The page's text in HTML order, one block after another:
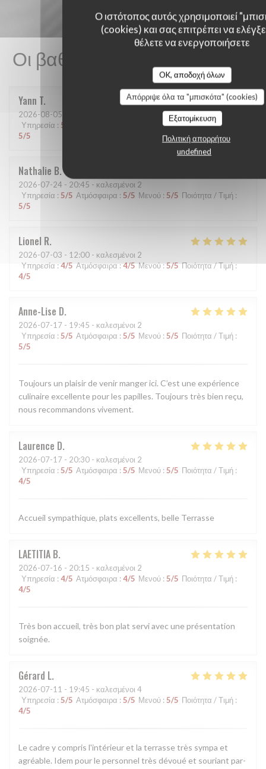
Ο ιστότοπος αυτός χρησιμοποιεί
(cookies) και σας επιτρέπει να
θέλετε να ενεργοποιήσετε
OK, αποδοχή όλων
Απόρριψε όλα τα "μπισκότα" (cookies)
Εξατομίκευση
Πολιτική απορρήτου
undefined
Οι βαθμολογίες πελατών μας
Yann T
2026-08-05
Υπηρεσία : 5 :5/5 Ποιότητα / Τιμή
5/5
Nathalie B
2026-07-24 - 20:45 - καλεσμένοι 2
Υπηρεσία : 5/5 Ατμόσφαιρα : 5/5 Μενού : 5/5 Ποιότητα / Τιμή :
5/5
Lionel R
2026-07-03 - 12:00 - καλεσμένοι 2
Υπηρεσία : 4/5 Ατμόσφαιρα:4/5 Μενού:5/5 Ποιότητα / Τιμή:
4/5
Anne-Lise D
2026-07-17 - 19:45 - καλεσμένοι 2
Υπηρεσία : 5/5 Ατμόσφαιρα : 5/5 Μενού : 5/5 Ποιότητα / Τιμή :
5/5
Toujours un plaisir de venir manger ici. C’est une expérience
culinaire excellente pour les papilles. Toujours très bien reçu,
nous recommandons vivement.
Laurence D
2026-07-17 - 20:30 - καλεσμένοι 2
Υπηρεσία : 5/5 Ατμόσφαιρα : 5/5 Μενού : 5/5 Ποιότητα / Τιμή :
4/5
Accueil sympathique, plats excellents, belle Terrasse
LAETITIA B
2026-07-16 - 20:15 - καλεσμένοι 2
Υπηρεσία : 4/5 Ατμόσφαιρα : 4/5 Μενού : 5/5 Ποιότητα / Τιμή :
4/5
Très bon accueil, très bon plat servi avec une présentation
soignée.
Gérard L
2026-07-11 - 19:45 - καλεσμένοι 4
Υπηρεσία : 5/5 Ατμόσφαιρα : 5/5 Μενού : 5/5 Ποιότητα / Τιμή :
4/5
Le cadre y compris l'intérieur et la terrasse très sympa et
agréable. Idem pour le personnel très dévoué et souriant par-